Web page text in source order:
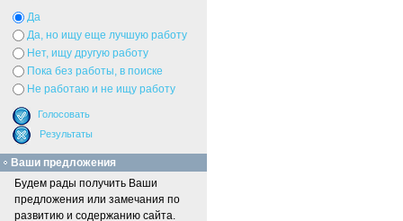
Да
Да, но ищу еще лучшую работу
Нет, ищу другую работу
Пока без работы, в поиске
Не работаю и не ищу работу
Ваши предложения
Будем рады получить Ваши
предложения или замечания по
развитию и содержанию сайта.